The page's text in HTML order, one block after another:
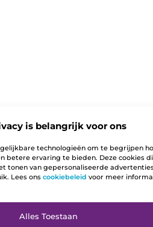
is belangrijk voor ons
technologieën om te begrijpen
betere ervaring te bieden. Deze cookies
tonen van gepersonaliseerde
Lees ons cookiebeleid voor meer
Alles Toestaan